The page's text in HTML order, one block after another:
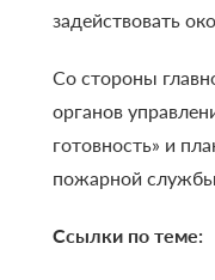
задействовать
Со стороны
органов
готовность» и
пожарной
Ссылки по теме: